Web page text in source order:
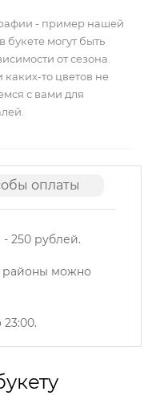
- пример нашей
букете могут быть
от сезона.
то цветов не
с вами для
оплаты
250 рублей.
районы можно